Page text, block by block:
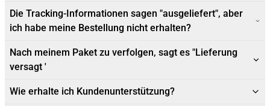
Die Tracking-Informationen sagen "ausgeliefert", aber
ich habe meine Bestellung nicht erhalten?
Nach meinem Paket zu verfolgen, sagt es "Lieferung
versagt '
Wie erhalte ich Kundenunterstützung?